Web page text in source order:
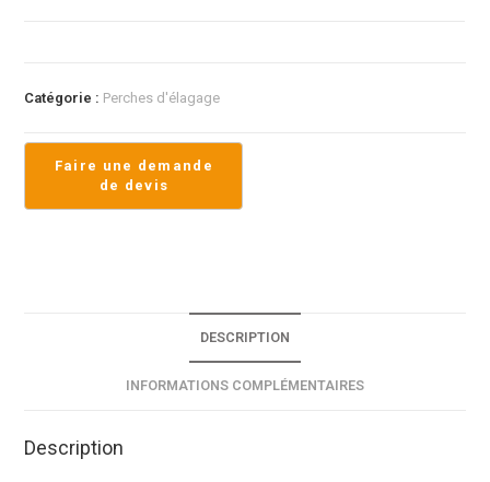
Catégorie : Perches d'élagage
DESCRIPTION
INFORMATIONS COMPLÉMENTAIRES
Description